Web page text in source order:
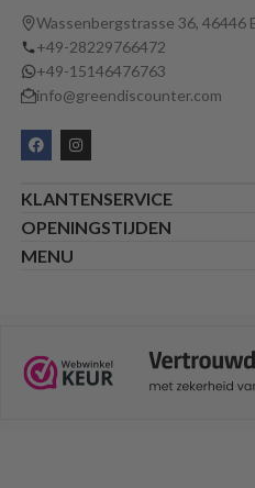
Wassenbergstrasse 36, 46446
+49-28229766472
+49-15146476763
info@greendiscounter.com
KLANTENSERVICE
OPENINGSTIJDEN
MENU